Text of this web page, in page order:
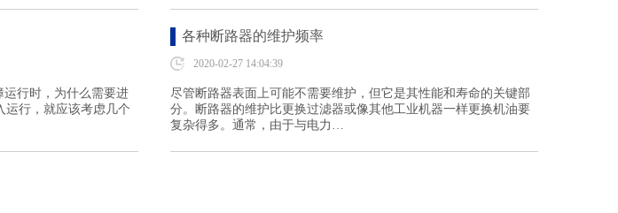
运行时，为什么需要进
运行，就应该考虑几个
各种断路器的维护频率
2020-02-27 14:04:39
尽管断路器表面上可能不需要维护，但它是其性能和寿命的关键部
分。断路器的维护比更换过滤器或像其他工业机器一样更换机油要
复杂得多。通常，由于与电力…